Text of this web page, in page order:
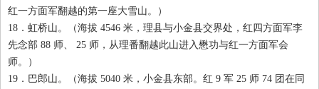
红一方面军翻越的第一座大雪山。）
18 ．虹桥山。（海拔 4546 米，理县与小金县交界处，红四方面军李
先念部 88 师、 25 师，从理番翻越此山进入懋功与红一方面军会
师。）
19 ．巴郎山。（海拔 5040 米，小金县东部。红 9 军 25 师 74 团在同